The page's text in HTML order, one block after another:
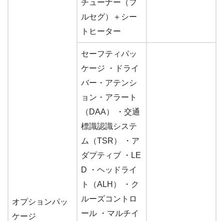
オプションパッ
ケージ
チューナー（フ
ルセグ）＋シー
トヒーター
セーフティパッ
ケージ ・ドライ
バー・アテンシ
ョン・アラート
（DAA） ・交通
標識認識システ
ム（TSR） ・ア
ダプティブ ・LE
D ・ヘッドライ
ト（ALH） ・ク
ルーズコントロ
ール ・マルチイ